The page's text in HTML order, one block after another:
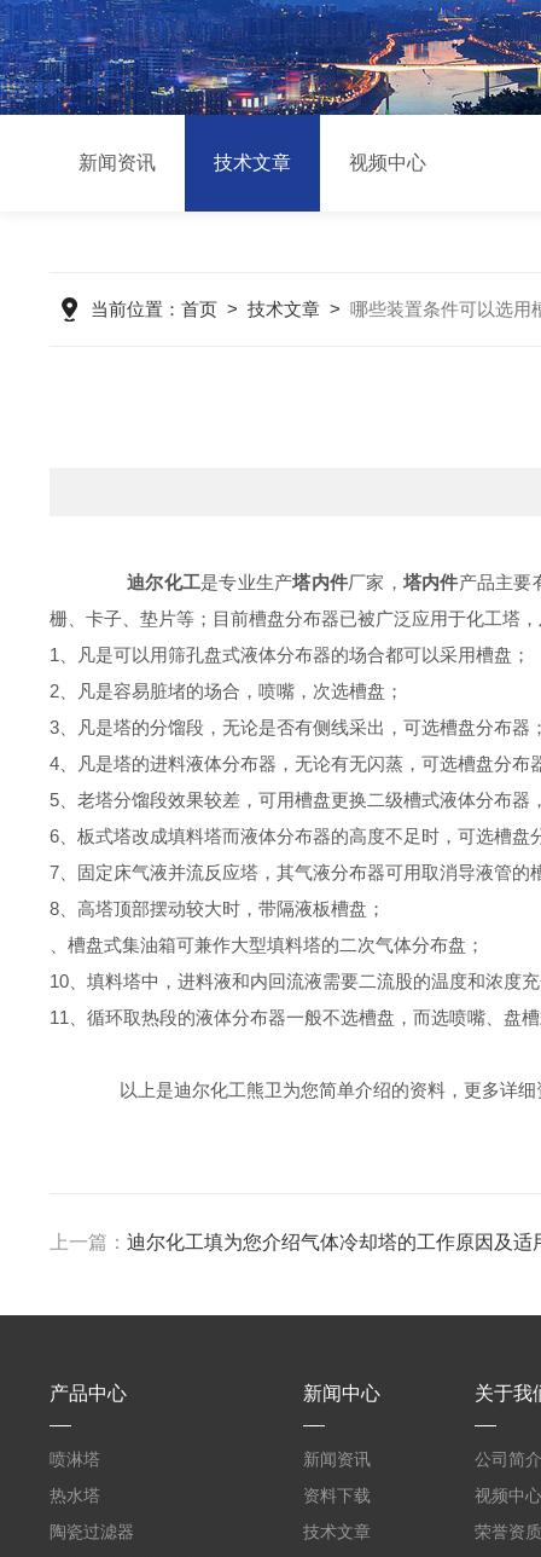
新闻资讯 技术文章 视频中心
当前位置： 首页> 技术文章> 哪些装置条件可以选用
迪尔化工是专业生产塔内件厂家， 塔内件产品主要
栅、卡子、垫片等；目前槽盘分布器已被广泛应用于化工塔
1、凡是可以用筛孔盘式液体分布器的场合都可以采用槽盘；
2、凡是容易脏堵的场合，喷嘴，次选槽盘；
3、凡是塔的分馏段，无论是否有侧线采出，可选槽盘分布器
4、凡是塔的进料液体分布器，无论有无闪蒸，可选槽盘分布
5、老塔分馏段效果较差，可用槽盘更换二级槽式液体分布
6、板式塔改成填料塔而液体分布器的高度不足时，可选槽盘
7、固定床气液并流反应塔，其气液分布器可用取消导液管的
8、高塔顶部摆动较大时，带隔液板槽盘；
、槽盘式集油箱可兼作大型填料塔的二次气体分布盘；
10、填料塔中，进料液和内回流液需要二流股的温度和浓度
11、循环取热段的液体分布器一般不选槽盘，而选喷嘴、盘
以上是迪尔化工熊卫为您简单介绍的资料，更多详细
上一篇： 迪尔化工填为您介绍气体冷却塔的工作原因及适
产品中心
喷淋塔
热水塔
陶瓷过滤器
新闻中心
新闻资讯
资料下载
技术文章
关于我
公司简介
视频中心
荣誉资质